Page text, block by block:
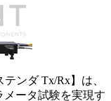
テンダ Tx/Rx】は、
メータ試験を実現す